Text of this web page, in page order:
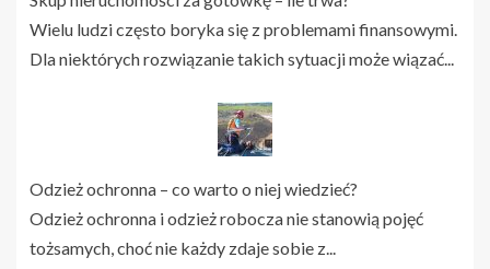
Wielu ludzi często boryka się z problemami finansowymi.
Dla niektórych rozwiązanie takich sytuacji może wiązać...
Odzież ochronna – co warto o niej wiedzieć?
Odzież ochronna i odzież robocza nie stanowią pojęć
tożsamych, choć nie każdy zdaje sobie z...